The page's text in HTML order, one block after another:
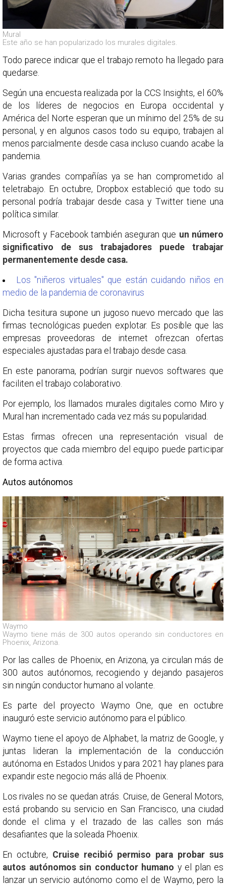
Mural
Este año se han popularizado los murales digitales.
Todo parece indicar que el trabajo remoto ha llegado para
quedarse.
Según una encuesta realizada por la CCS Insights, el 60%
de los líderes de negocios en Europa occidental y
América del Norte esperan que un mínimo del 25% de su
personal, y en algunos casos todo su equipo, trabajen al
menos parcialmente desde casa incluso cuando acabe la
pandemia.
Varias grandes compañías ya se han comprometido al
teletrabajo. En octubre, Dropbox estableció que todo su
personal podría trabajar desde casa y Twitter tiene una
política similar.
Microsoft y Facebook también aseguran que un número
significativo de sus trabajadores puede trabajar
permanentemente desde casa.
Los "niñeros virtuales" que están cuidando niños en
medio de la pandemia de coronavirus
Dicha tesitura supone un jugoso nuevo mercado que las
firmas tecnológicas pueden explotar. Es posible que las
empresas proveedoras de internet ofrezcan ofertas
especiales ajustadas para el trabajo desde casa.
En este panorama, podrían surgir nuevos softwares que
faciliten el trabajo colaborativo.
Por ejemplo, los llamados murales digitales como Miro y
Mural han incrementado cada vez más su popularidad.
Estas firmas ofrecen una representación visual de
proyectos que cada miembro del equipo puede participar
de forma activa.
Autos autónomos
Waymo
Waymo tiene más de 300 autos operando sin conductores en
Phoenix, Arizona.
Por las calles de Phoenix, en Arizona, ya circulan más de
300 autos autónomos, recogiendo y dejando pasajeros
sin ningún conductor humano al volante.
Es parte del proyecto Waymo One, que en octubre
inauguró este servicio autónomo para el público.
Waymo tiene el apoyo de Alphabet, la matriz de Google, y
juntas lideran la implementación de la conducción
autónoma en Estados Unidos y para 2021 hay planes para
expandir este negocio más allá de Phoenix.
Los rivales no se quedan atrás. Cruise, de General Motors,
está probando su servicio en San Francisco, una ciudad
donde el clima y el trazado de las calles son más
desafiantes que la soleada Phoenix.
En octubre, Cruise recibió permiso para probar sus
autos autónomos sin conductor humano y el plan es
lanzar un servicio autónomo como el de Waymo, pero la